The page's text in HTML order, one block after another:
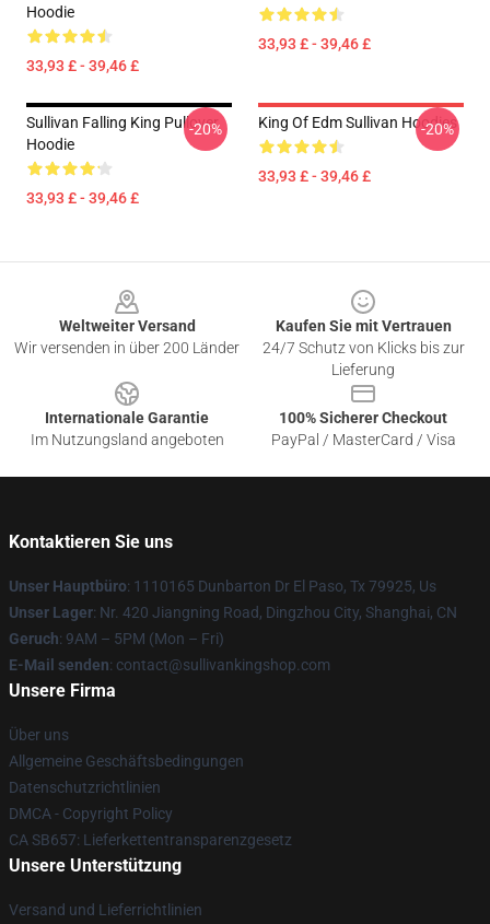
Hoodie
33,93 £ - 39,46 £
33,93 £ - 39,46 £
Sullivan Falling King Pullover
Hoodie
33,93 £ - 39,46 £
-20% King Of Edm Sullivan Hoodies
33,93 £ - 39,46 £
-20%
Weltweiter Versand
Wir versenden in über 200 Länder
Kaufen Sie mit Vertrauen
24/7 Schutz von Klicks bis zur
Lieferung
Internationale Garantie
Im Nutzungsland angeboten
100% Sicherer Checkout
PayPal / MasterCard / Visa
Kontaktieren Sie uns
Unser Hauptbüro: 1110165 Dunbarton Dr El Paso, Tx 79925, Us
Unser Lager: Nr. 420 Jiangning Road, Dingzhou City, Shanghai, CN
Geruch: 9AM – 5PM (Mon – Fri)
E-Mail senden: contact@sullivankingshop.com
Unsere Firma
Über uns
Allgemeine Geschäftsbedingungen
Datenschutzrichtlinien
DMCA - Copyright Policy
CA SB657: Lieferkettentransparenzgesetz
Unsere Unterstützung
Versand und Lieferrichtlinien